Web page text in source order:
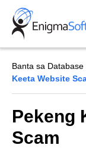
Skip
content
Banta sa Database
Keeta Website
Pekeng
Scam